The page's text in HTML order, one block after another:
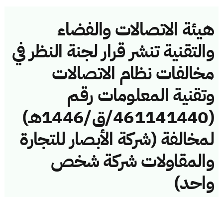
هيئة الاتصالات والفضاء
والتقنية تنشر قرار لجنة النظر في
مخالفات نظام الاتصالات
وتقنية المعلومات رقم
(461141440/ق/1446هـ)
لمخالفة (شركة الأبصار للتجارة
والمقاولات شركة شخص
واحد)